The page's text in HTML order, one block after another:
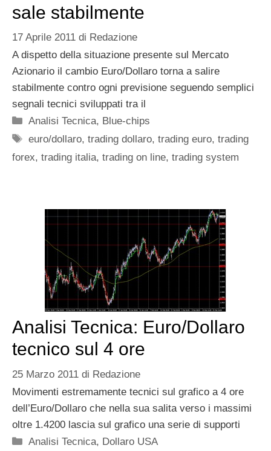
sale stabilmente
17 Aprile 2011 di Redazione
A dispetto della situazione presente sul Mercato
Azionario il cambio Euro/Dollaro torna a salire
stabilmente contro ogni previsione seguendo semplici
segnali tecnici sviluppati tra il
Categorie
Analisi Tecnica, Blue-chips
Tag
euro/dollaro,trading dollaro,trading euro,trading
forex, trading italia, trading on line, trading system
Analisi Tecnica: Euro/Dollaro
tecnico sul 4 ore
25 Marzo 2011 di Redazione
Movimenti estremamente tecnici sul grafico a 4 ore
dell’Euro/Dollaro che nella sua salita verso i massimi
oltre 1.4200 lascia sul grafico una serie di supporti
Categorie
Analisi Tecnica, Dollaro USA